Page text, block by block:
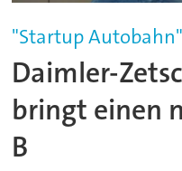
"Startup Autobahn"
Daimler-
bringt einen
B